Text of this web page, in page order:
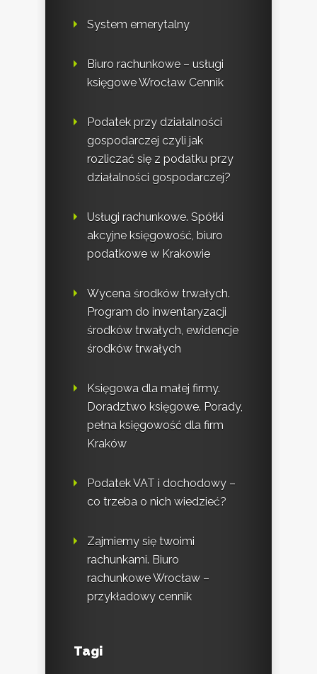
System emerytalny
Biuro rachunkowe – usługi
księgowe Wrocław Cennik
Podatek przy działalności
gospodarczej czyli jak
rozliczać się z podatku przy
działalności gospodarczej?
Usługi rachunkowe. Spółki
akcyjne księgowość, biuro
podatkowe w Krakowie
Wycena środków trwałych.
Program do inwentaryzacji
środków trwałych, ewidencje
środków trwałych
Księgowa dla małej firmy.
Doradztwo księgowe. Porady,
pełna księgowość dla firm
Kraków
Podatek VAT i dochodowy –
co trzeba o nich wiedzieć?
Zajmiemy się twoimi
rachunkami. Biuro
rachunkowe Wrocław –
przykładowy cennik
Tagi